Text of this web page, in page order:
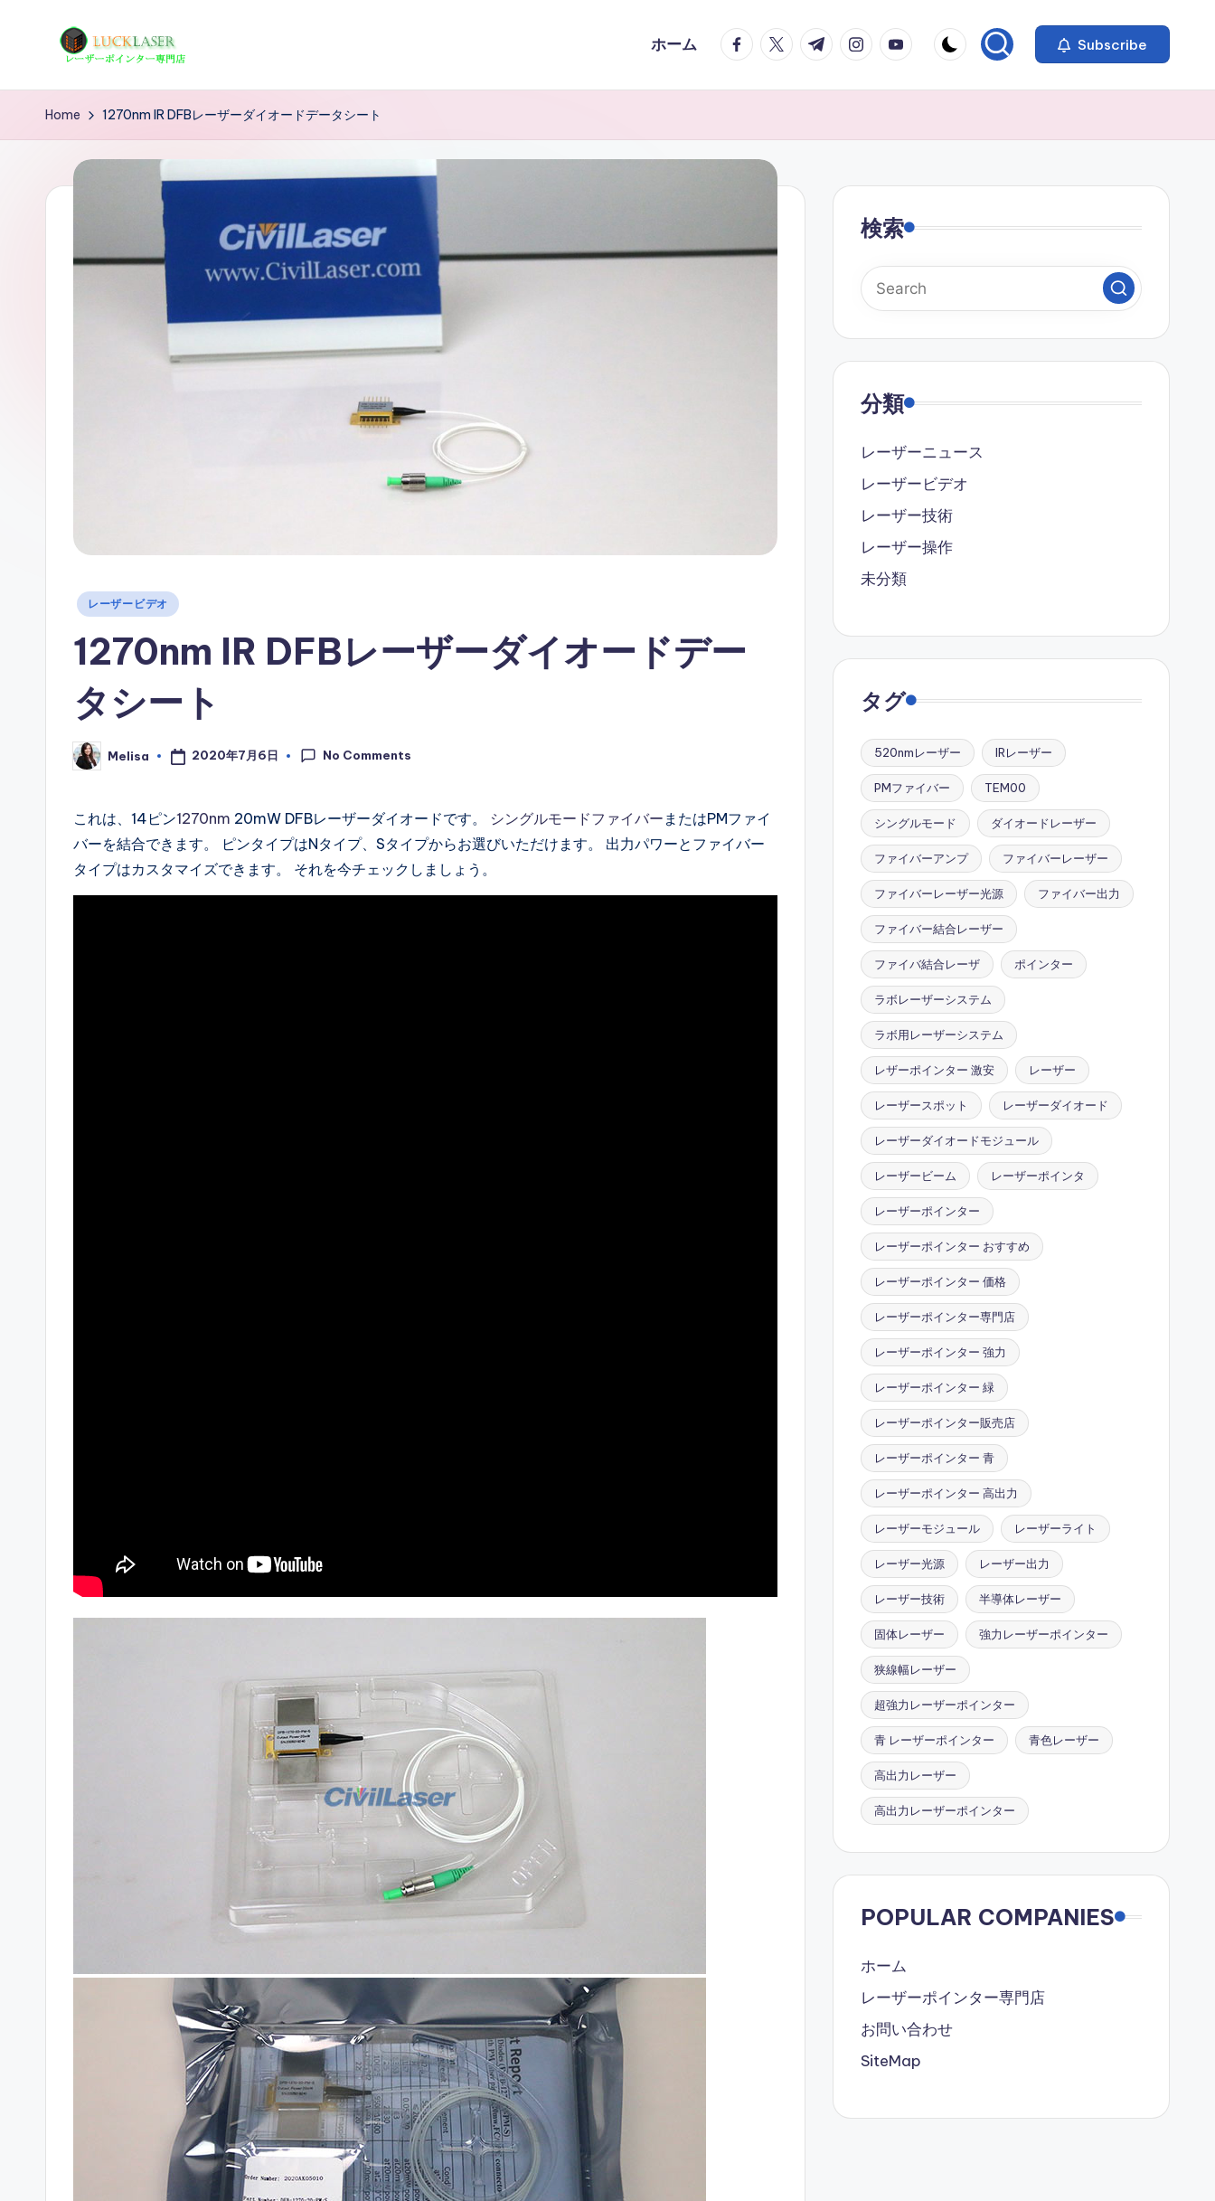
レ
ー
ザ
ー
科
ー
ポ
ホーム facebook.com
twitter.com
t.me instagram.com
youtube.com Subscribe
Home 1270nm IR DFBレーザーダイオードデータシート
Posted
レーザービデオ
1270nm IR DFBレーザーダイオードデー
タシート
Posted
by
Melisa 2020年7月6日 No Comments
これは、14ピン1270nm 20mW DFBレーザーダイオードです。 シングルモードファイバー またはPMファイ
バーを結合できます。 ピンタイプはNタイプ、Sタイプからお選びいただけます。 出力パワーとファイバー
タイプはカスタマイズできます。 それを今チェックしましょう。
検索
分類
レーザーニュース
レーザービデオ
レーザー技術
レーザー操作
未分類
タグ
520nmレーザー IRレーザー
PMファイバー TEM00
シングルモード ダイオードレーザー
ファイバーアンプ ファイバーレーザー
ファイバーレーザー光源 ファイバー出力
ファイバー結合レーザー
ファイバ結合レーザ ポインター
ラボレーザーシステム
ラボ用レーザーシステム
レザーポインター 激安 レーザー
レーザースポット レーザーダイオード
レーザーダイオードモジュール
レーザービーム レーザーポインタ
レーザーポインター
レーザーポインター おすすめ
レーザーポインター 価格
レーザーポインター専門店
レーザーポインター 強力
レーザーポインター 緑
レーザーポインター販売店
レーザーポインター 青
レーザーポインター 高出力
レーザーモジュール レーザーライト
レーザー光源 レーザー出力
レーザー技術 半導体レーザー
固体レーザー 強力レーザーポインター
狭線幅レーザー
超強力レーザーポインター
青 レーザーポインター 青色レーザー
高出力レーザー
高出力レーザーポインター
POPULAR COMPANIES
ホーム
レーザーポインター専門店
お問い合わせ
SiteMap